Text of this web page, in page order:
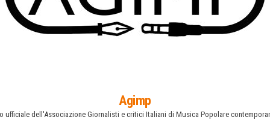
Agimp
ufficiale dell'Associazione Giornalisti e critici Italiani di Musica Popolare